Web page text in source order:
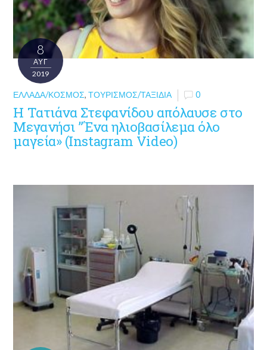
8
ΑΥΓ
2019
ΕΛΛΆΔΑ/ΚΌΣΜΟΣ,ΤΟΥΡΙΣΜΌΣ/ΤΑΞΊΔΙΑ 0
Η Τατιάνα Στεφανίδου απόλαυσε στο
Μεγανήσι ”Ένα ηλιοβασίλεμα όλο
μαγεία» (Instagram Video)